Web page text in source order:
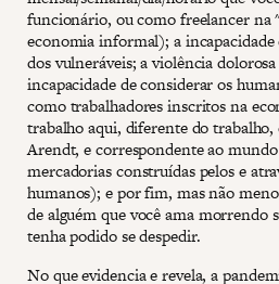
funcionário, ou como freelancer na
economia informal); a incapacidade
dos vulneráveis; a violência
incapacidade de considerar os
como trabalhadores inscritos na
trabalho aqui, diferente do
Arendt, e correspondente ao
mercadorias construídas pelos e
humanos); e por fim, mas não
de alguém que você ama morrendo
tenha podido se despedir.
No que evidencia e revela, a